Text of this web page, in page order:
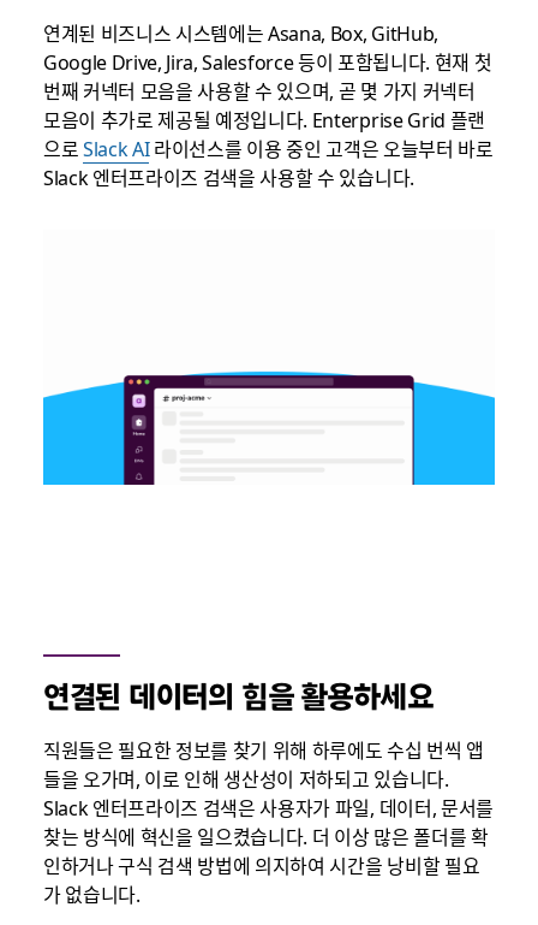
연계된 비즈니스 시스템에는 Asana, Box, GitHub,
Google Drive, Jira, Salesforce 등이 포함됩니다. 현재 첫
번째 커넥터 모음을 사용할 수 있으며, 곧 몇 가지 커넥터
모음이 추가로 제공될 예정입니다. Enterprise Grid 플랜
으로Slack AI라이선스를 이용 중인 고객은 오늘부터 바로
Slack 엔터프라이즈 검색을 사용할 수 있습니다.
연결된 데이터의 힘을 활용하세요
직원들은 필요한 정보를 찾기 위해 하루에도 수십 번씩 앱
들을 오가며, 이로 인해 생산성이 저하되고 있습니다.
Slack 엔터프라이즈 검색은 사용자가 파일, 데이터, 문서를
찾는 방식에 혁신을 일으켰습니다. 더 이상 많은 폴더를 확
인하거나 구식 검색 방법에 의지하여 시간을 낭비할 필요
가 없습니다.